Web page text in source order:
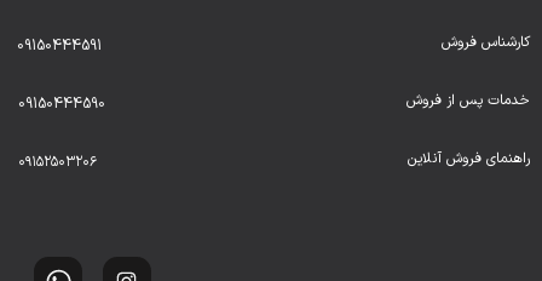
کارشناس فروش 09150444591
خدمات پس از فروش 09150444590
راهنمای فروش آنلاین ۰۹۱۵۲۵۰۳۲۰۶